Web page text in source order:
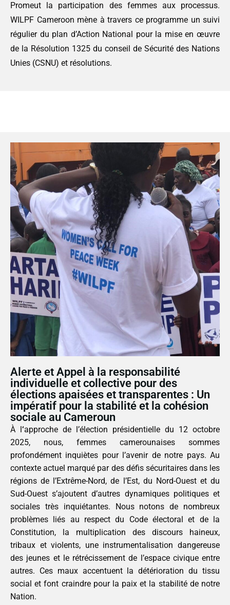
Promeut la participation des femmes aux processus.
WILPF Cameroon mène à travers ce programme un suivi
régulier du plan d’Action National pour la mise en œuvre
de la Résolution 1325 du conseil de Sécurité des Nations
Unies (CSNU) et résolutions.
Alerte et Appel à la responsabilité
individuelle et collective pour des
élections apaisées et transparentes : Un
impératif pour la stabilité et la cohésion
sociale au Cameroun
À l‘approche de l’élection présidentielle du 12 octobre
2025, nous, femmes camerounaises sommes
profondément inquiètes pour l’avenir de notre pays. Au
contexte actuel marqué par des défis sécuritaires dans les
régions de l’Extrême-Nord, de l’Est, du Nord-Ouest et du
Sud-Ouest s’ajoutent d’autres dynamiques politiques et
sociales très inquiétantes. Nous notons de nombreux
problèmes liés au respect du Code électoral et de la
Constitution, la multiplication des discours haineux,
tribaux et violents, une instrumentalisation dangereuse
des jeunes et le rétrécissement de l’espace civique entre
autres. Ces maux accentuent la détérioration du tissu
social et font craindre pour la paix et la stabilité de notre
Nation.